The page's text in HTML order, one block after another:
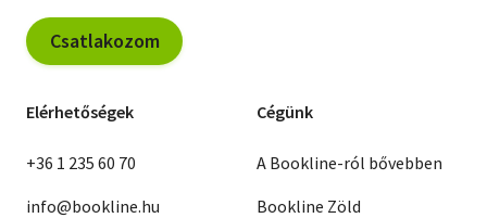
Csatlakozom
Elérhetőségek
+36 1 235 60 70
info@bookline.hu
Cégünk
A Bookline-ról bővebben
Bookline Zöld